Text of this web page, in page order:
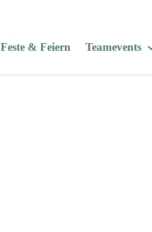
Feste & Feiern Teamevents